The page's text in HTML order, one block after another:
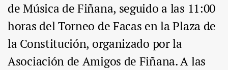
de Música de Fiñana, seguido a las 11:00
horas del Torneo de Facas en la Plaza de
la Constitución, organizado por la
Asociación de Amigos de Fiñana. A las